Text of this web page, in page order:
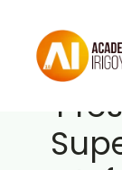
Oposiciones